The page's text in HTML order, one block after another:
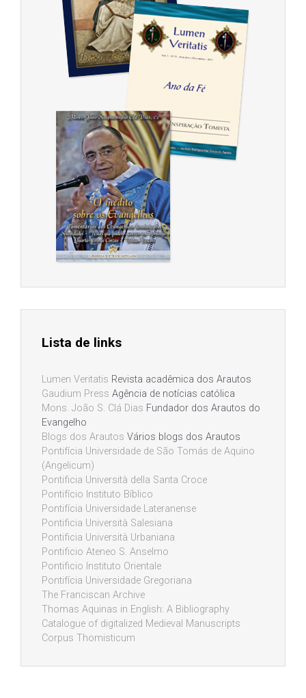
Lista de links
Lumen Veritatis Revista acadêmica dos Arautos
Gaudium Press Agência de notícias católica
Mons. João S. Clá Dias Fundador dos Arautos do
Evangelho
Blogs dos Arautos Vários blogs dos Arautos
Pontifícia Universidade de São Tomás de Aquino
(Angelicum)
Pontificia Università della Santa Croce
Pontifício Instituto Bíblico
Pontifícia Universidade Lateranense
Pontificia Università Salesiana
Pontificia Università Urbaniana
Pontificio Ateneo S. Anselmo
Pontificio Instituto Orientale
Pontifícia Universidade Gregoriana
The Franciscan Archive
Thomas Aquinas in English: A Bibliography
Catalogue of digitalized Medieval Manuscripts
Corpus Thomisticum